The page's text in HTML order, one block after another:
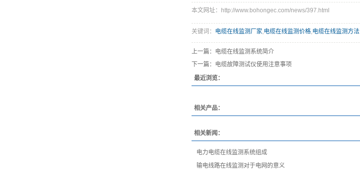
本文网址：http://www.bohongec.com/news/397.html
关键词： 电缆在线监测厂家,电缆在线监测价格,电缆在线监测方法
上一篇： 电缆在线监测系统简介
下一篇： 电缆故障测试仪使用注意事项
最近浏览：
相关产品：
相关新闻：
电力电缆在线监测系统组成
输电线路在线监测对于电网的意义